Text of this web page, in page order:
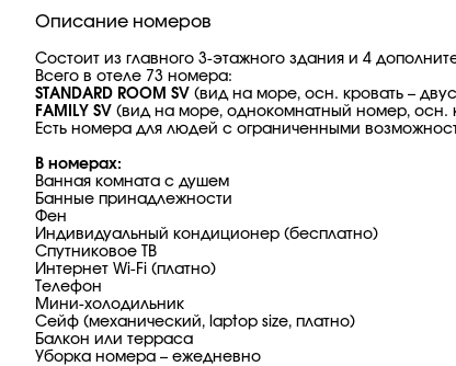
Описание номеров
Состоит из главного 3-этажного здания и 4
Всего в отеле 73 номера:
STANDARD ROOM SV (вид на море, осн. кровать –
FAMILY SV (вид на море, однокомнатный номер, осн.
Есть номера для людей с ограниченными
В номерах:
Ванная комната с душем
Банные принадлежности
Фен
Индивидуальный кондиционер (бесплатно)
Спутниковое ТВ
Интернет Wi-Fi (платно)
Телефон
Мини-холодильник
Сейф (механический, laptop size, платно)
Балкон или терраса
Уборка номера – ежедневно